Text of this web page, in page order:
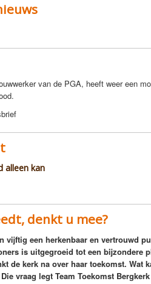
van de PGA, heeft weer een
alleen kan
denkt u mee?
vijftig een herkenbaar en vertrouwd
is uitgegroeid tot een bijzondere
de kerk na over haar toekomst. Wat
vraag legt Team Toekomst